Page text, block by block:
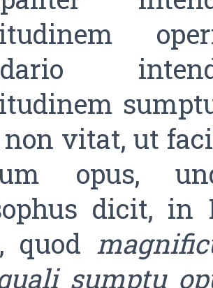
vitat, ut
opus,
dicit, in
quod
sumptu